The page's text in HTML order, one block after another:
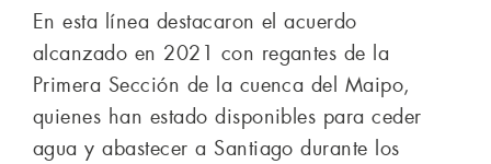
En esta línea destacaron el acuerdo
alcanzado en 2021 con regantes de la
Primera Sección de la cuenca del Maipo,
quienes han estado disponibles para ceder
agua y abastecer a Santiago durante los